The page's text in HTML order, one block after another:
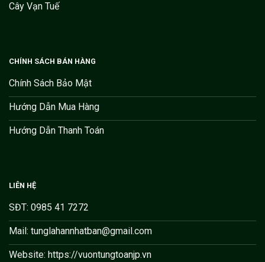
Cây Vạn Tuế
CHÍNH SÁCH BÁN HÀNG
Chính Sách Bảo Mật
Hướng Dẫn Mua Hàng
Hướng Dẫn Thanh Toán
LIÊN HỆ
SĐT: 0985 41 7272
Mail: tunglahannhatban@gmail.com
Website: https://vuontungtoanjp.vn